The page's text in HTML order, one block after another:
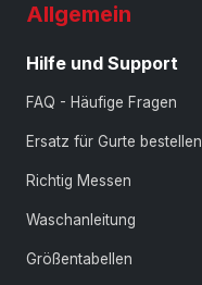
Allgemein
Hilfe und Support
FAQ - Häufige Fragen
Ersatz für Gurte bestellen
Richtig Messen
Waschanleitung
Größentabellen